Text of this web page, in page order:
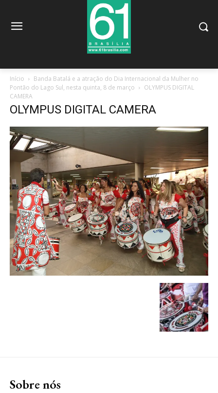
Início
Banda Batalá e a atração do Dia Internacional da Mulher no
Pontão do Lago Sul, nesta quinta, 8 de março
OLYMPUS DIGITAL
CAMERA
OLYMPUS DIGITAL CAMERA
Sobre nós